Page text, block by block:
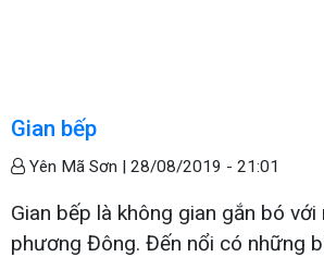
Gian bếp
Yên Mã Sơn | 28/08/2019 - 21:01
Gian bếp là không gian gắn bó
phương Đông. Đến nổi có những